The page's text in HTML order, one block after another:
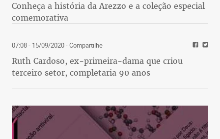
Conheça a história da Arezzo e a coleção especial
comemorativa
07:08 - 15/09/2020- Compartilhe
Ruth Cardoso, ex-primeira-dama que criou
terceiro setor, completaria 90 anos